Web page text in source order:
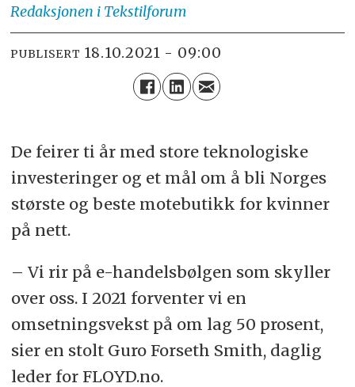
Redaksjonen i Tekstilforum
PUBLISERT 18.10.2021 - 09:00
De feirer ti år med store teknologiske
investeringer og et mål om å bli Norges
største og beste motebutikk for kvinner
på nett.
– Vi rir på e-handelsbølgen som skyller
over oss. I 2021 forventer vi en
omsetningsvekst på om lag 50 prosent,
sier en stolt Guro Forseth Smith, daglig
leder for FLOYD.no.